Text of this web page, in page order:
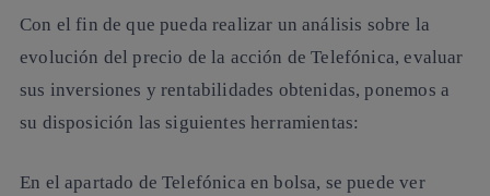
Con el fin de que pueda realizar un análisis sobre la
evolución delprecio de la acción de Telefónica, evaluar
sus inversiones y rentabilidades obtenidas, ponemos a
su disposición las siguientes herramientas:
En el apartado de Telefónica en bolsa, se puede ver